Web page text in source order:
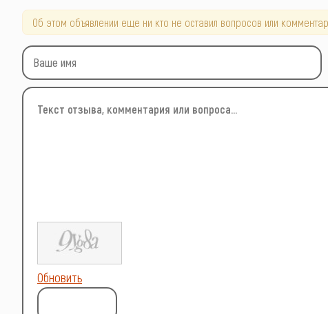
Об этом объявлении еще ни кто не оставил вопросов или
Обновить